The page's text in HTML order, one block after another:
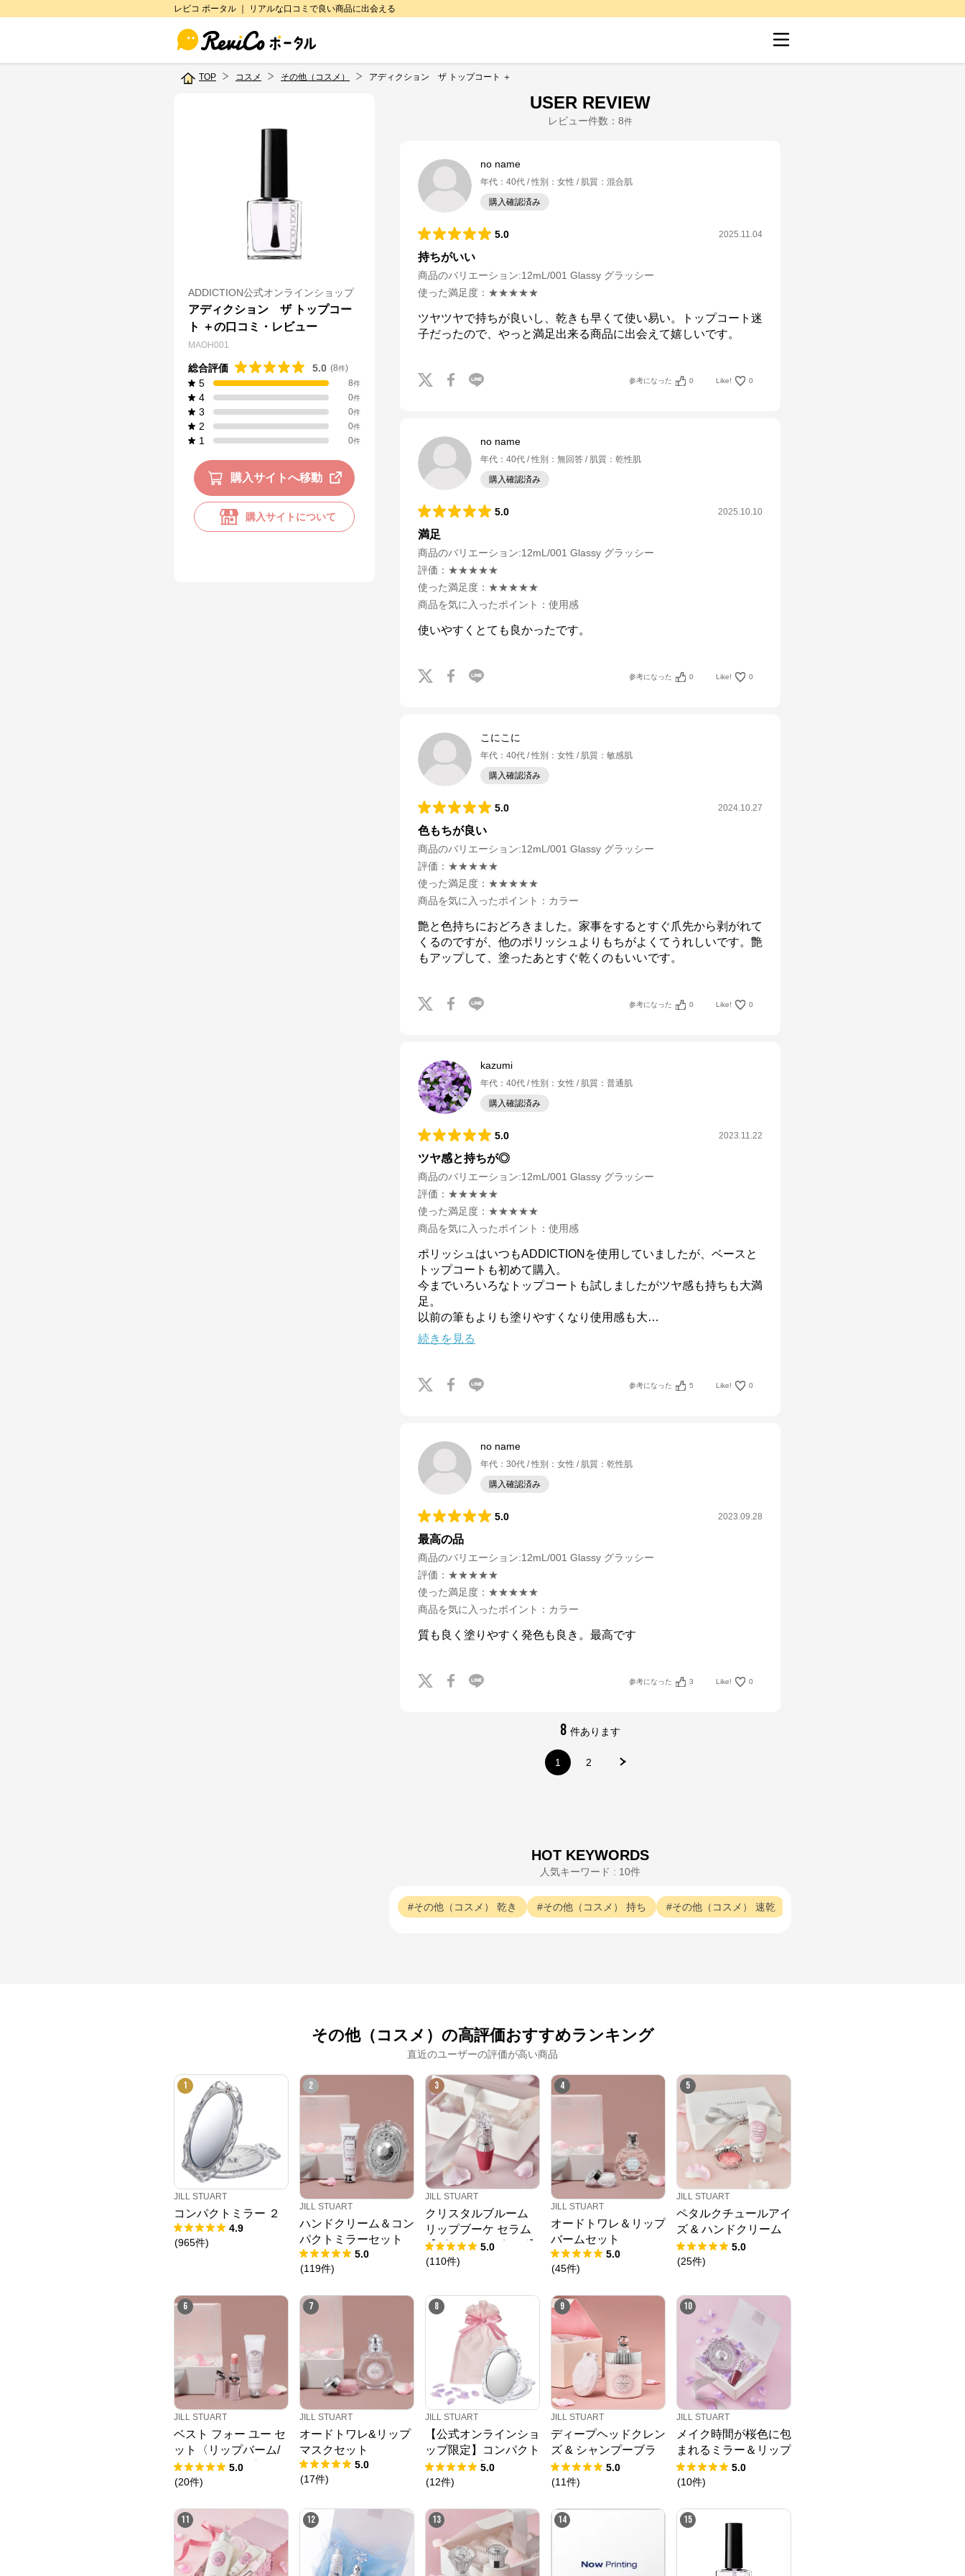
レビコ ポータル ｜ リアルな口コミで良い商品に出会える
TOP コスメ その他（コスメ） アディクション ザ トップコート ＋
ADDICTION公式オンラインショップ
アディクション ザ トップコー
ト ＋の口コミ・レビュー
MAOH001
総合評価 5.0 (8件)
5 8件
4 0件
3 0件
2 0件
1 0件
購入サイトへ移動
購入サイトについて
USER REVIEW
レビュー件数： 8件
no name
年代 ： 40代 性別 ： 女性 肌質 ： 混合肌
購入確認済み
5.0 2025.11.04
持ちがいい
商品のバリエーション:12mL/001 Glassy グラッシー
使った満足度 ： ★★★★★
ツヤツヤで持ちが良いし、乾きも早くて使い易い。トップコート迷
子だったので、やっと満足出来る商品に出会えて嬉しいです。
参考になった 0 Like! 0
no name
年代 ： 40代 性別 ： 無回答 肌質 ： 乾性肌
購入確認済み
5.0 2025.10.10
満足
商品のバリエーション:12mL/001 Glassy グラッシー
評価 ： ★★★★★
使った満足度 ： ★★★★★
商品を気に入ったポイント ： 使用感
使いやすくとても良かったです。
参考になった 0 Like! 0
こにこに
年代 ： 40代 性別 ： 女性 肌質 ： 敏感肌
購入確認済み
5.0 2024.10.27
色もちが良い
商品のバリエーション:12mL/001 Glassy グラッシー
評価 ： ★★★★★
使った満足度 ： ★★★★★
商品を気に入ったポイント ： カラー
艶と色持ちにおどろきました。家事をするとすぐ爪先から剥がれて
くるのですが、他のポリッシュよりもちがよくてうれしいです。艶
もアップして、塗ったあとすぐ乾くのもいいです。
参考になった 0 Like! 0
kazumi
年代 ： 40代 性別 ： 女性 肌質 ： 普通肌
購入確認済み
5.0 2023.11.22
ツヤ感と持ちが◎
商品のバリエーション:12mL/001 Glassy グラッシー
評価 ： ★★★★★
使った満足度 ： ★★★★★
商品を気に入ったポイント ： 使用感
ポリッシュはいつもADDICTIONを使用していましたが、ベースと
トップコートも初めて購入。
今までいろいろなトップコートも試しましたがツヤ感も持ちも大満
足。
以前の筆もよりも塗りやすくなり使用感も大…
続きを見る
参考になった 5 Like! 0
no name
年代 ： 30代 性別 ： 女性 肌質 ： 乾性肌
購入確認済み
5.0 2023.09.28
最高の品
商品のバリエーション:12mL/001 Glassy グラッシー
評価 ： ★★★★★
使った満足度 ： ★★★★★
商品を気に入ったポイント ： カラー
質も良く塗りやすく発色も良き。最高です
参考になった 3 Like! 0
8 件あります
1 2
HOT KEYWORDS
人気キーワード : 10件
その他（コスメ） 乾き その他（コスメ） 持ち その他（コスメ） 速乾
その他（コスメ）の高評価おすすめランキング
直近のユーザーの評価が高い商品
1
JILL STUART
コンパクトミラー ２
4.9
(965件)
2
JILL STUART
ハンドクリーム＆コン
パクトミラーセット
5.0
(119件)
3
JILL STUART
クリスタルブルーム
リップブーケ セラム
【ギフトラッピング】
5.0
(110件)
4
JILL STUART
オードトワレ＆リップ
バームセット
5.0
(45件)
5
JILL STUART
ペタルクチュールアイ
ズ & ハンドクリーム
セット
5.0
(25件)
6
JILL STUART
ベスト フォー ユー セ
ット〈リップバーム/
ハンドクリーム〉
5.0
(20件)
7
JILL STUART
オードトワレ&リップ
マスクセット
5.0
(17件)
8
JILL STUART
【公式オンラインショ
ップ限定】コンパクト
ミラー 2 《オリジナ
ル巾着ギフト》（刻印
5.0
(12件)
9
JILL STUART
ディープヘッドクレン
ズ & シャンプーブラ
シセット
5.0
(11件)
10
JILL STUART
メイク時間が桜色に包
まれるミラー＆リップ
セット
5.0
(10件)
11 12 13 14 15
ADDICTION公式オンラインショップ
公式ECサイト
※外部サイトが開きます
ADDICTION公式オンラインショップ